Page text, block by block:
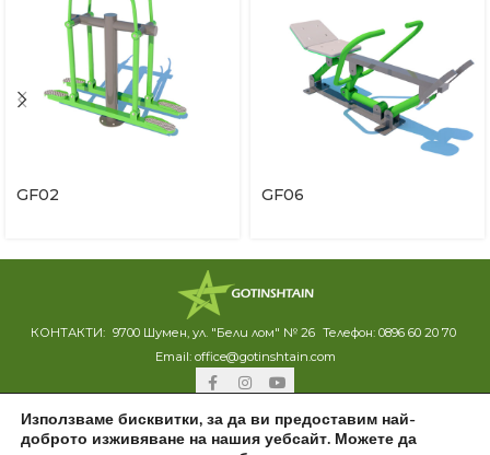
GF02 GF06
КОНТАКТИ: 9700 Шумен, ул. "Бели лом" № 26 Телефон: 0896 60 20 70
Email: office@gotinshtain.com
Gotinshtain Ltd. 2020 Всички права запазени|Политика за
Използваме бисквитки, за да ви предоставим най-
доброто изживяване на нашия уебсайт. Можете да